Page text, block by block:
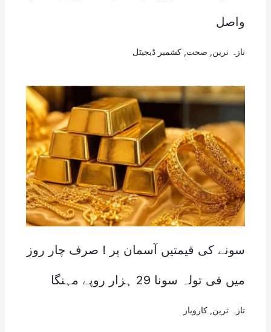
واصل
تازہ ترین صحت کشمیر ڈیجیٹل
سونے کی قیمتیں آسمان پر ! صرف چار روز
میں فی تولہ سونا 29 ہزار روپے مہنگا
تازہ ترین کاروبار